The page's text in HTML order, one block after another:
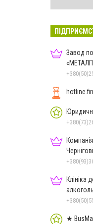
Завод
Чернігові
Клініка
★